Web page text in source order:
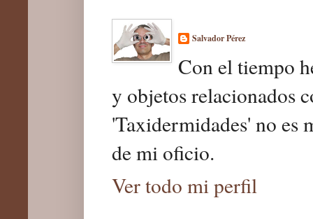
Salvador Pérez
Con el tiempo
y objetos relacionados
'Taxidermidades' no es
de mi oficio.
Ver todo mi perfil